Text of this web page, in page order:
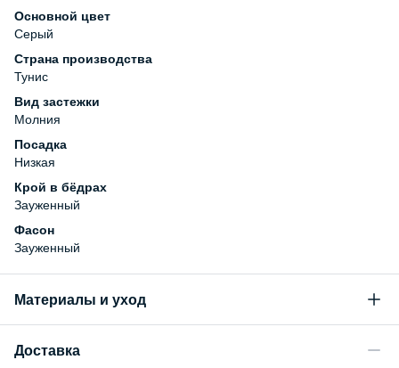
Основной цвет
Серый
Страна производства
Тунис
Вид застежки
Молния
Посадка
Низкая
Крой в бёдрах
Зауженный
Фасон
Зауженный
Материалы и уход
100% хлопок
Доставка